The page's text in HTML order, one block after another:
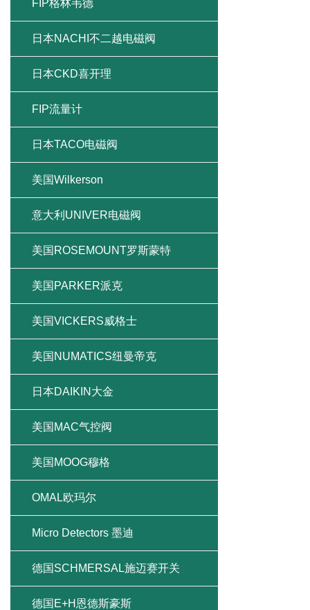
FIP格林韦德
日本NACHI不二越电磁阀
日本CKD喜开理
FIP流量计
日本TACO电磁阀
美国Wilkerson
意大利UNIVER电磁阀
美国ROSEMOUNT罗斯蒙特
美国PARKER派克
美国VICKERS威格士
美国NUMATICS纽曼帝克
日本DAIKIN大金
美国MAC气控阀
美国MOOG穆格
OMAL欧玛尔
Micro Detectors 墨迪
德国SCHMERSAL施迈赛开关
德国E+H恩德斯豪斯